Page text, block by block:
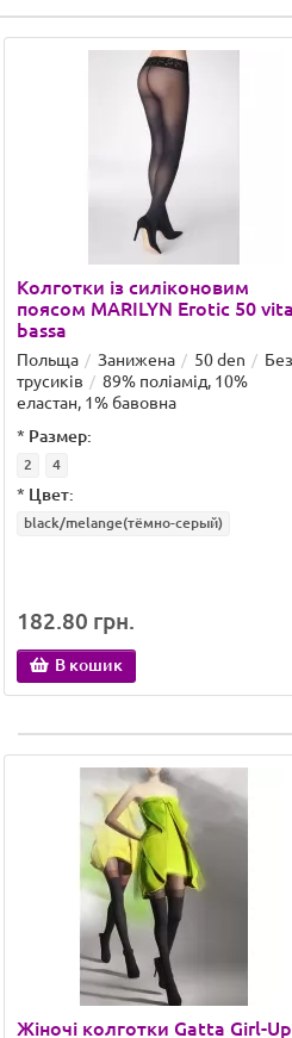
Колготки із силіконовим
поясом MARILYN Erotic 50 vita
bassa
Польща Занижена 50 den
Без
трусиків
89% поліамід, 10%
еластан, 1% бавовна
* Размер:
2 4
* Цвет:
black/melange(тёмно-серый)
182.80 грн.
В кошик
Жіночі колготки Gatta Girl-Up